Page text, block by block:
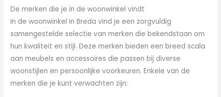
De merken die je in de woonwinkel vindt
In de woonwinkel in Breda vind je een zorgvuldig
samengestelde selectie van merken die bekendstaan om
hun kwaliteit en stijl. Deze merken bieden een breed scala
aan meubels en accessoires die passen bij diverse
woonstijlen en persoonlijke voorkeuren. Enkele van de
merken die je kunt verwachten zijn: